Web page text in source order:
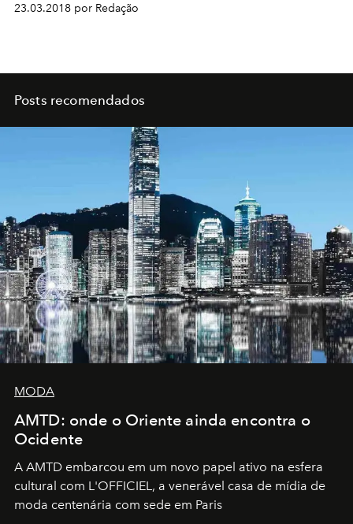
23.03.2018 por Redação
Posts recomendados
MODA
AMTD: onde o Oriente ainda encontra o
Ocidente
A AMTD embarcou em um novo papel ativo na esfera
cultural com L'OFFICIEL, a venerável casa de mídia de
moda centenária com sede em Paris